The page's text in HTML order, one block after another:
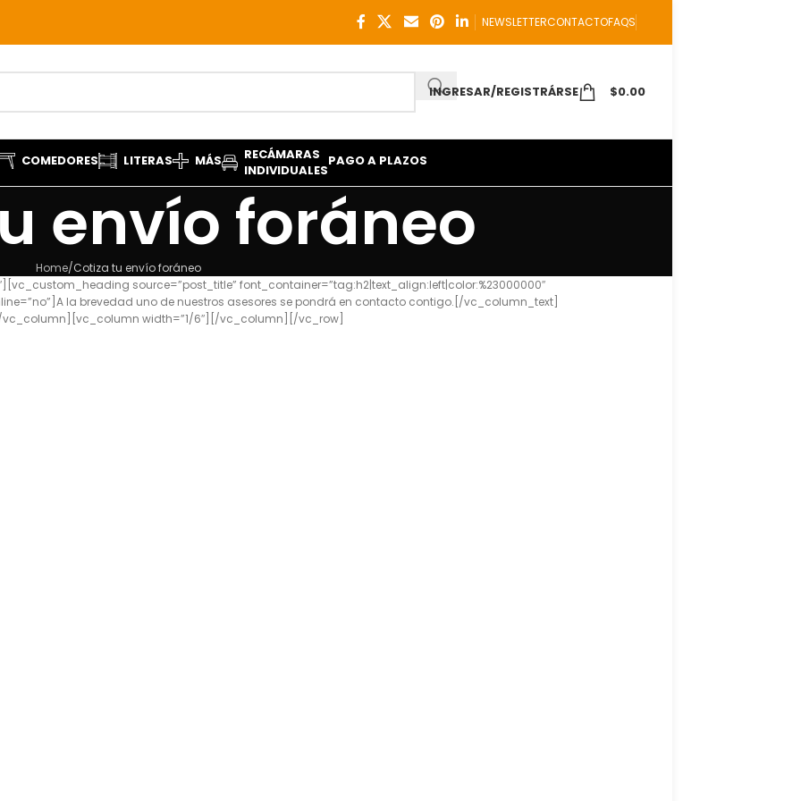
NEWSLETTERCONTACTOFAQS
INGRESAR/REGISTRÁRSE $0.00
COMEDORES LITERAS MÁS
RECÁMARAS
INDIVIDUALES
PAGO A PLAZOS
envío foráneo
Home Cotiza tu envío foráneo
source=”post_title” font_container=”tag:h2|text_align:left|color:%23000000″
la brevedad uno de nuestros asesores se pondrá en contacto contigo.[/vc_column_text]
vc_column][vc_column width=”1/6″][/vc_column][/vc_row]